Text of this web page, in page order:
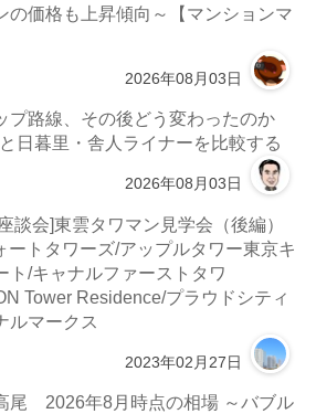
の価格も上昇傾向～【マンションマ
2026年08月03日
プ路線、その後どう変わったのか
日暮里・舎人ライナーを比較する
2026年08月03日
談会]東雲タワマン見学会（後編）
ートタワーズ/アップルタワー東京キ
ト/キャナルファーストタワ
Tower Residence/プラウドシティ
ルマークス
2023年02月27日
尾 2026年8月時点の相場 ～バブル